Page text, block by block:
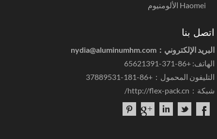
Haomei الألومنيوم
بنا
الإلكتروني： nydia@aluminumhm.com
+86-371-65621391
المحمول：+86-181-37889531
：
http://flex-pack.cn/